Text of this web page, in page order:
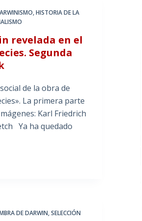
,HISTORIA DE LA
revelada en el
Segunda
de la obra de
La primera parte
Karl Friedrich
Ya ha quedado
DE DARWIN,SELECCIÓN